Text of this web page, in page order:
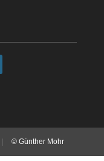
© Günther Mohr